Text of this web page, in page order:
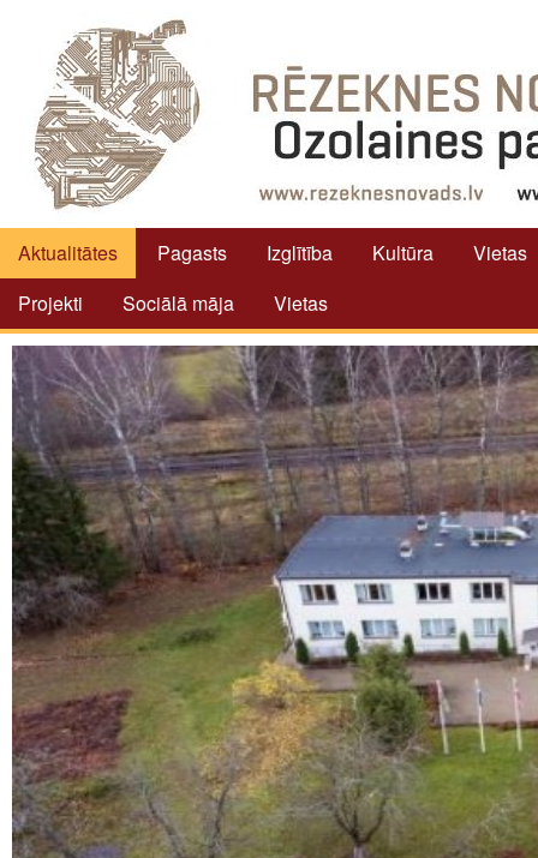
Aktualitātes Pagasts Izglītība Kultūra
Vietas
Projekti
Sociālā māja Vietas